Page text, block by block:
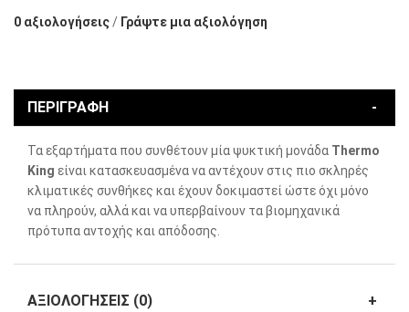
0 αξιολογήσεις/ Γράψτε μια αξιολόγηση
ΠΕΡΙΓΡΑΦΉ
Τα εξαρτήματα που συνθέτουν μία ψυκτική μονάδα Thermo
King είναι κατασκευασμένα να αντέχουν στις πιο σκληρές
κλιματικές συνθήκες και έχουν δοκιμαστεί ώστε όχι μόνο
να πληρούν, αλλά και να υπερβαίνουν τα βιομηχανικά
πρότυπα αντοχής και απόδοσης.
ΑΞΙΟΛΟΓΉΣΕΙΣ (0)